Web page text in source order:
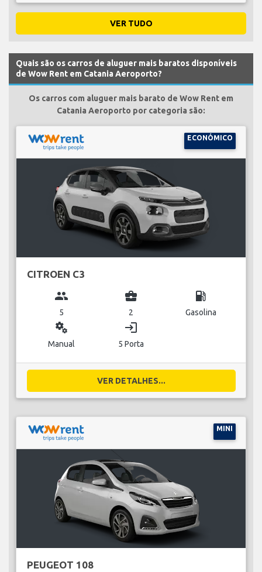
VER TUDO
Quais são os carros de aluguer mais baratos disponíveis
de Wow Rent em Catania Aeroporto?
Os carros com aluguer mais barato de Wow Rent em
Catania Aeroporto por categoria são:
ECONÓMICO
CITROEN C3
group
5
business_center
2
local_gas_station
Gasolina
miscellaneous_services
Manual
login
5 Porta
VER DETALHES...
MINI
PEUGEOT 108